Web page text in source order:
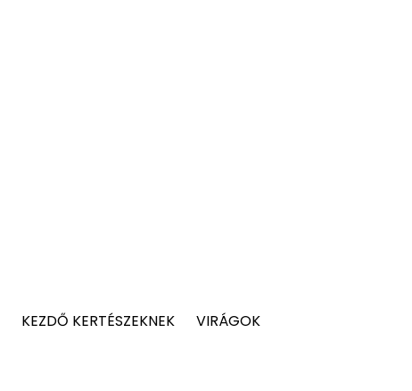
KEZDŐ KERTÉSZEKNEK
VIRÁGOK